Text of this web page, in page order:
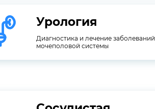
Урология
Диагностика и лечение заболеваний
мочеполовой системы
Урология
Диагностика и лечение заболеваний
мочеполовой системы
(вен и артерий).